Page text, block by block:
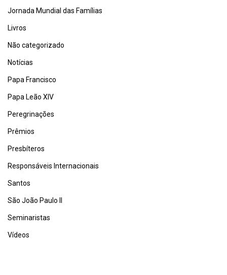
Jornada Mundial das Famílias
Livros
Não categorizado
Notícias
Papa Francisco
Papa Leão XIV
Peregrinações
Prêmios
Presbíteros
Responsáveis Internacionais
Santos
São João Paulo II
Seminaristas
Vídeos